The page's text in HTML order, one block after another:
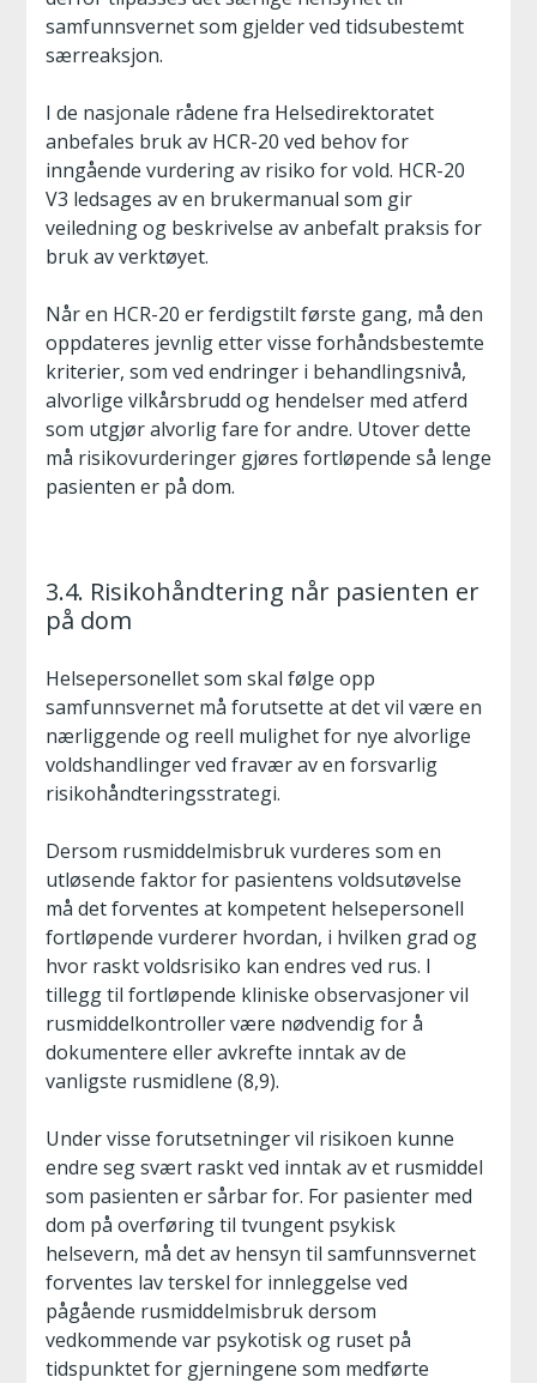
samfunnsvernet som gjelder ved tidsubestemt
særreaksjon.
I de nasjonale rådene fra Helsedirektoratet
anbefales bruk av HCR-20 ved behov for
inngående vurdering av risiko for vold. HCR-20
V3 ledsages av en brukermanual som gir
veiledning og beskrivelse av anbefalt praksis for
bruk av verktøyet.
Når en HCR-20 er ferdigstilt første gang, må den
oppdateres jevnlig etter visse forhåndsbestemte
kriterier, som ved endringer i behandlingsnivå,
alvorlige vilkårsbrudd og hendelser med atferd
som utgjør alvorlig fare for andre. Utover dette
må risikovurderinger gjøres fortløpende så lenge
pasienten er på dom.
3.4. Risikohåndtering når pasienten er
på dom
Helsepersonellet som skal følge opp
samfunnsvernet må forutsette at det vil være en
nærliggende og reell mulighet for nye alvorlige
voldshandlinger ved fravær av en forsvarlig
risikohåndteringsstrategi.
Dersom rusmiddelmisbruk vurderes som en
utløsende faktor for pasientens voldsutøvelse
må det forventes at kompetent helsepersonell
fortløpende vurderer hvordan, i hvilken grad og
hvor raskt voldsrisiko kan endres ved rus. I
tillegg til fortløpende kliniske observasjoner vil
rusmiddelkontroller være nødvendig for å
dokumentere eller avkrefte inntak av de
vanligste rusmidlene (8,9).
Under visse forutsetninger vil risikoen kunne
endre seg svært raskt ved inntak av et rusmiddel
som pasienten er sårbar for. For pasienter med
dom på overføring til tvungent psykisk
helsevern, må det av hensyn til samfunnsvernet
forventes lav terskel for innleggelse ved
pågående rusmiddelmisbruk dersom
vedkommende var psykotisk og ruset på
tidspunktet for gjerningene som medførte